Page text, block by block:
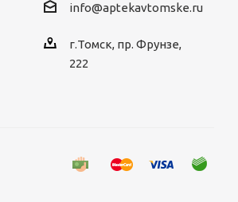
info@aptekavtomske.ru
г.Томск, пр. Фрунзе,
222